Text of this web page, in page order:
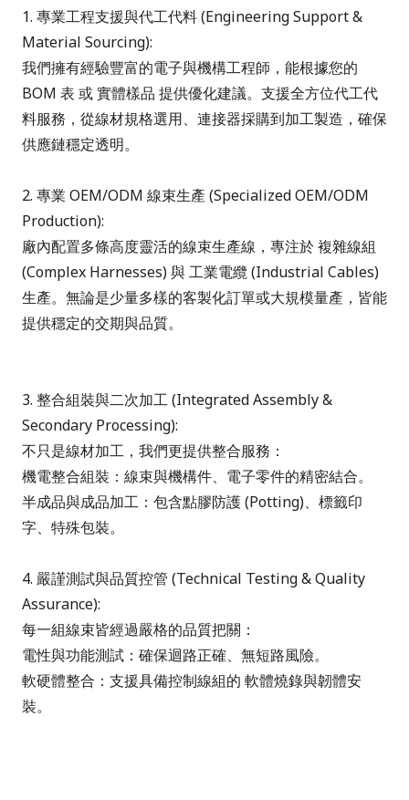
1. 專業工程支援與代工代料 (Engineering Support &
Material Sourcing):
我們擁有經驗豐富的電子與機構工程師，能根據您的
BOM 表 或 實體樣品 提供優化建議。支援全方位代工代
料服務，從線材規格選用、連接器採購到加工製造，確保
供應鏈穩定透明。
2. 專業 OEM/ODM 線束生產 (Specialized OEM/ODM
Production):
廠內配置多條高度靈活的線束生產線，專注於 複雜線組
(Complex Harnesses) 與 工業電纜 (Industrial Cables)
生產。無論是少量多樣的客製化訂單或大規模量產，皆能
提供穩定的交期與品質。
3. 整合組裝與二次加工 (Integrated Assembly &
Secondary Processing):
不只是線材加工，我們更提供整合服務：
機電整合組裝：線束與機構件、電子零件的精密結合。
半成品與成品加工：包含點膠防護 (Potting)、標籤印
字、特殊包裝。
4. 嚴謹測試與品質控管 (Technical Testing & Quality
Assurance):
每一組線束皆經過嚴格的品質把關：
電性與功能測試：確保迴路正確、無短路風險。
軟硬體整合：支援具備控制線組的 軟體燒錄與韌體安
裝。